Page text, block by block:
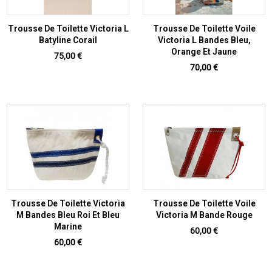
Trousse De Toilette Victoria L
Batyline Corail
Prix
75,00 €
Trousse De Toilette Voile
Victoria L Bandes Bleu,
Orange Et Jaune
Prix
70,00 €
Trousse De Toilette Victoria
M Bandes Bleu Roi Et Bleu
Marine
Prix
60,00 €
Trousse De Toilette Voile
Victoria M Bande Rouge
Prix
60,00 €